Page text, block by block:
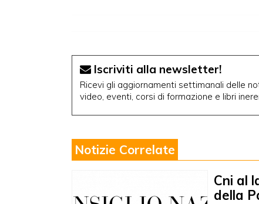
Iscriviti alla newsletter!
Ricevi gli aggiornamenti settimanali delle
video, eventi, corsi di formazione e libri
Notizie Correlate
Cni al
della